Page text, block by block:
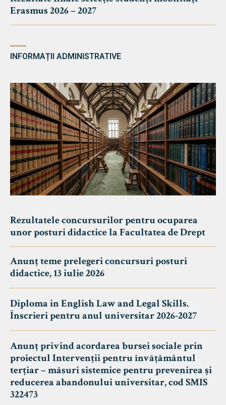
Erasmus 2026 – 2027
INFORMAȚII ADMINISTRATIVE
Rezultatele concursurilor pentru ocuparea
unor posturi didactice la Facultatea de Drept
Anunț teme prelegeri concursuri posturi
didactice, 13 iulie 2026
Diploma in English Law and Legal Skills.
Înscrieri pentru anul universitar 2026-2027
Anunț privind acordarea bursei sociale prin
proiectul Intervenții pentru învățământul
terțiar – măsuri sistemice pentru prevenirea și
reducerea abandonului universitar, cod SMIS
322473